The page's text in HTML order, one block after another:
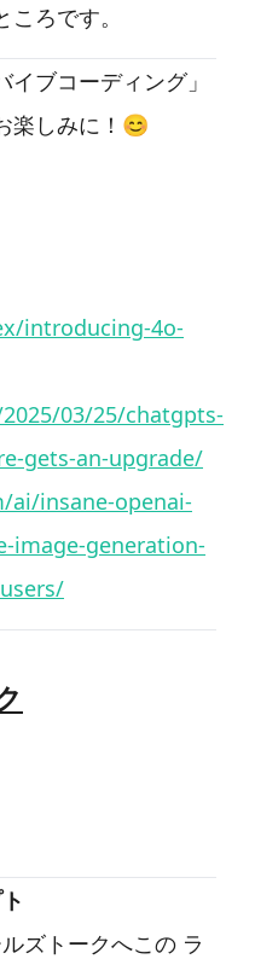
ろです。
ブコーディング」
楽しみに！😊
introducing-4o-
03/25/chatgpts-
gets-an-upgrade/
insane-openai-
image-generation-
ズトークへこの ラ